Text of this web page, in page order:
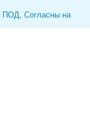
ПОД, Согласны на